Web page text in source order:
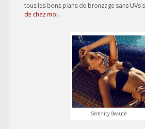
tous les bons plans de bronzage sans UVs
de chez moi.
Sérénity Beauté